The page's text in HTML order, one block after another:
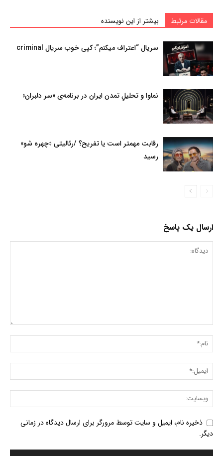
مقالات مرتبط بیشتر از این نویسنده
سریال “اعتراف میکنم”؛ کپی خوب سریال criminal
نماوا و تحلیلِ تمدن ایران در برنامه‌ی «سر دلبران»
رقابت مهمتر است یا تفریح؟ /رئالیتی «چهره شو»
رسید
ارسال یک پاسخ
ذخیره نام، ایمیل و سایت توسط مرورگر برای ارسال دیدگاه در زمانی
دیگر.